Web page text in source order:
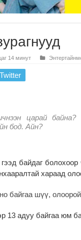
14 минут
Twitter
царай байна?
бод. Айн?
байдаг
хараад
13 адуу байгаа юм